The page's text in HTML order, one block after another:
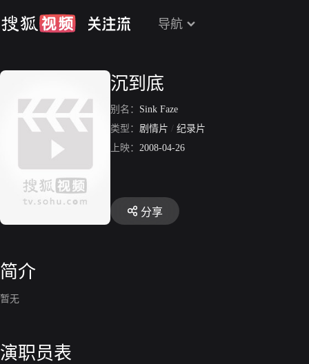
导航
沉到底
别名： Sink Faze
类型： 剧情片 / 纪录片
上映： 2008-04-26
分享
简介
暂无
演职员表